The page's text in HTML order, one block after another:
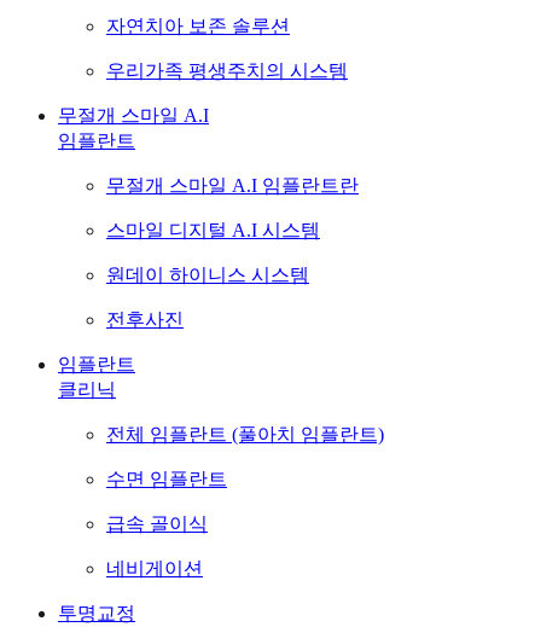
자연치아 보존 솔루션
우리가족 평생주치의 시스템
무절개 스마일 A.I
임플란트
무절개 스마일 A.I 임플란트란
스마일 디지털 A.I 시스템
원데이 하이니스 시스템
전후사진
임플란트
클리닉
전체 임플란트 (풀아치 임플란트)
수면 임플란트
급속 골이식
네비게이션
투명교정